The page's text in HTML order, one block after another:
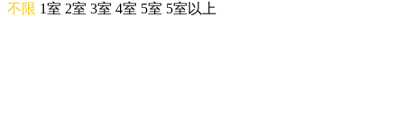
不限 1室 2室 3室 4室 5室 5室以上